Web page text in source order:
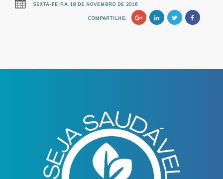
SEXTA-FEIRA, 18 DE NOVEMBRO DE 2016
COMPARTILHE: